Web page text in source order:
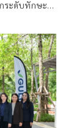
กระดับทักษะ